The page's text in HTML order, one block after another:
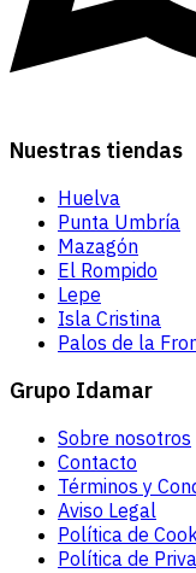
Nuestras tiendas
Huelva
Punta Umbría
Mazagón
El Rompido
Lepe
Isla Cristina
Palos de la
Grupo Idamar
Sobre nosotros
Contacto
Términos y
Aviso Legal
Política de
Política de